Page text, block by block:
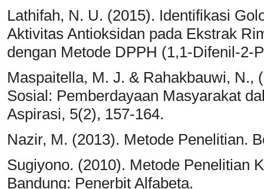
Lathifah, N. U. (2015). Identifikasi
Aktivitas Antioksidan pada Ekstrak
dengan Metode DPPH (1,1-Difenil-
Maspaitella, M. J. & Rahakbauwi, N.,
Sosial: Pemberdayaan Masyarakat
Aspirasi, 5(2), 157-164.
Nazir, M. (2013). Metode Penelitian.
Sugiyono. (2010). Metode Penelitian
Bandung: Penerbit Alfabeta.